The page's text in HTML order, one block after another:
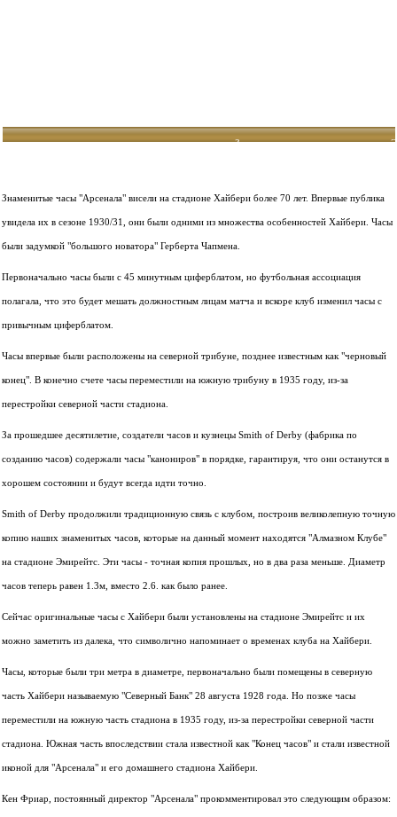
Знамениты часы на новом стадионе
Знаменитые часы "Арсенала" висели на стадионе Хайбери более 70 лет. Впервые публика
увидела их в сезоне 1930/31, они были одними из множества особенностей Хайбери. Часы
были задумкой "большого новатора" Герберта Чапмена.
Первоначально часы были с 45 минутным циферблатом, но футбольная ассоциация
полагала, что это будет мешать должностным лицам матча и вскоре клуб изменил часы с
привычным циферблатом.
Часы впервые были расположены на северной трибуне, позднее известным как "черновый
конец". В конечно счете часы переместили на южную трибуну в 1935 году, из-за
перестройки северной части стадиона.
За прошедшее десятилетие, создатели часов и кузнецы Smith of Derby (фабрика по
созданию часов) содержали часы "канониров" в порядке, гарантируя, что они останутся в
хорошем состоянии и будут всегда идти точно.
Smith of Derby продолжили традиционную связь с клубом, построив великолепную точную
копию наших знаменитых часов, которые на данный момент находятся "Алмазном Клубе"
на стадионе Эмирейтс. Эти часы - точная копия прошлых, но в два раза меньше. Диаметр
часов теперь равен 1.3м, вместо 2.6. как было ранее.
Сейчас оригинальные часы с Хайбери были установлены на стадионе Эмирейтс и их
можно заметить из далека, что символично напоминает о временах клуба на Хайбери.
Часы, которые были три метра в диаметре, первоначально были помещены в северную
часть Хайбери называемую "Северный Банк" 28 августа 1928 года. Но позже часы
переместили на южную часть стадиона в 1935 году, из-за перестройки северной части
стадиона. Южная часть впоследствии стала известной как "Конец часов" и стали известной
иконой для "Арсенала" и его домашнего стадиона Хайбери.
Кен Фриар, постоянный директор "Арсенала" прокомментировал это следующим образом: